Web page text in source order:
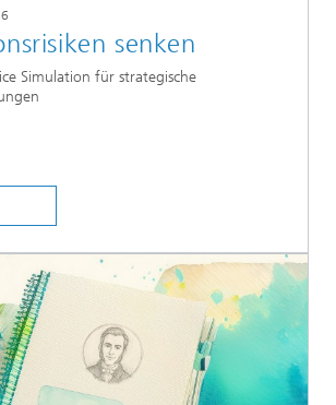
senken
Simulation für strategische